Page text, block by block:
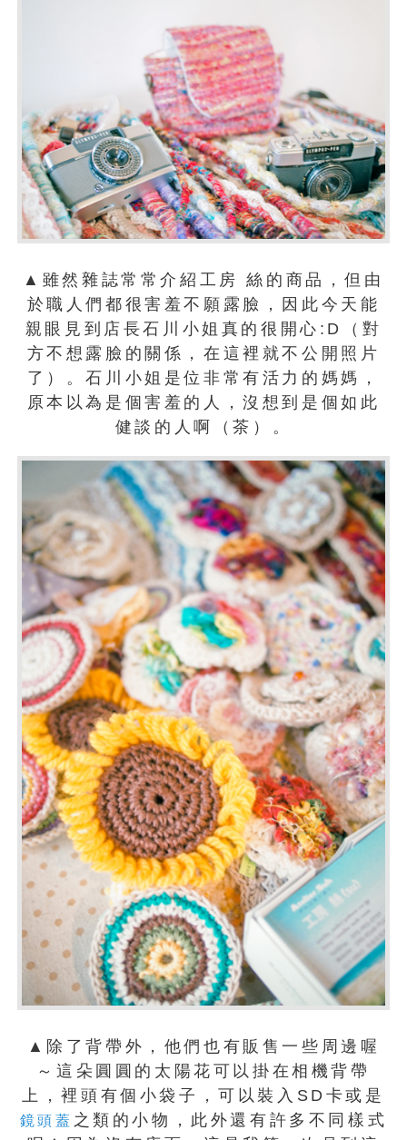
▲雖然雜誌常常介紹工房 絲的商品，但由
於職人們都很害羞不願露臉，因此今天能
親眼見到店長石川小姐真的很開心:D（對
方不想露臉的關係，在這裡就不公開照片
了）。石川小姐是位非常有活力的媽媽，
原本以為是個害羞的人，沒想到是個如此
健談的人啊（茶）。
▲除了背帶外，他們也有販售一些周邊喔
～這朵圓圓的太陽花可以掛在相機背帶
上，裡頭有個小袋子，可以裝入SD卡或是
鏡頭蓋 之類的小物，此外還有許多不同樣式